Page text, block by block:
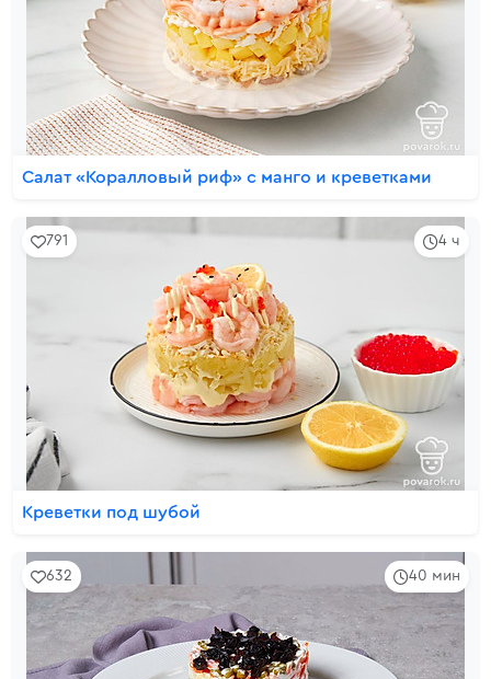
Салат «Коралловый риф» с манго и креветками
4 ч
791
Креветки под шубой
40 мин
632